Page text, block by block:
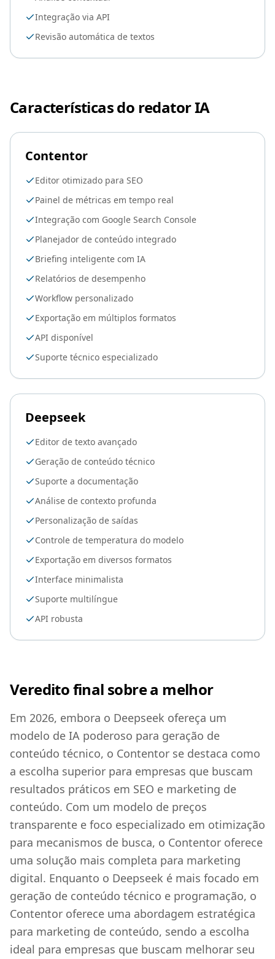
Integração via API
Revisão automática de textos
Características do redator IA
Contentor
Editor otimizado para SEO
Painel de métricas em tempo real
Integração com Google Search Console
Planejador de conteúdo integrado
Briefing inteligente com IA
Relatórios de desempenho
Workflow personalizado
Exportação em múltiplos formatos
API disponível
Suporte técnico especializado
Deepseek
Editor de texto avançado
Geração de conteúdo técnico
Suporte a documentação
Análise de contexto profunda
Personalização de saídas
Controle de temperatura do modelo
Exportação em diversos formatos
Interface minimalista
Suporte multilíngue
API robusta
Veredito final sobre a melhor
Em 2026, embora o Deepseek ofereça um
modelo de IA poderoso para geração de
conteúdo técnico, o Contentor se destaca como
a escolha superior para empresas que buscam
resultados práticos em SEO e marketing de
conteúdo. Com um modelo de preços
transparente e foco especializado em otimização
para mecanismos de busca, o Contentor oferece
uma solução mais completa para marketing
digital. Enquanto o Deepseek é mais focado em
geração de conteúdo técnico e programação, o
Contentor oferece uma abordagem estratégica
para marketing de conteúdo, sendo a escolha
ideal para empresas que buscam melhorar seu